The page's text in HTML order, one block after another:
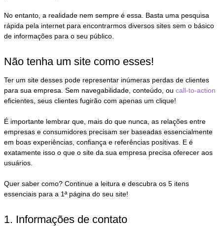
No entanto, a realidade nem sempre é essa. Basta uma pesquisa
rápida pela internet para encontrarmos diversos sites sem o básico
de informações para o seu público.
Não tenha um site como esses!
Ter um site desses pode representar inúmeras perdas de clientes
para sua empresa. Sem navegabilidade, conteúdo, oucall-to-action
eficientes, seus clientes fugirão com apenas um clique!
É importante lembrar que, mais do que nunca, as relações entre
empresas e consumidores precisam ser baseadas essencialmente
em boas experiências, confiança e referências positivas. E é
exatamente isso o que o site da sua empresa precisa oferecer aos
usuários.
Quer saber como? Continue a leitura e descubra os 5 itens
essenciais para a 1ª página do seu site!
1. Informações de contato